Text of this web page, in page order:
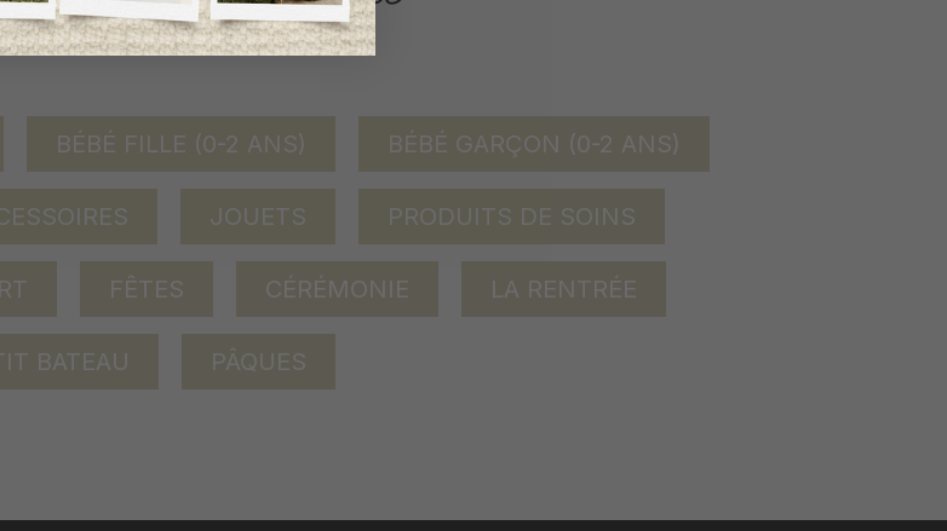
BÉBÉ FILLE (0-2 ANS) BÉBÉ GARÇON (0-2 ANS)
JOUETS PRODUITS DE SOINS
FÊTES CÉRÉMONIE LA RENTRÉE
BATEAU PÂQUES